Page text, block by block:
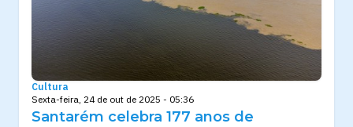
Cultura
Sexta-feira, 24 de out de 2025 - 05:36
Santarém celebra 177 anos de